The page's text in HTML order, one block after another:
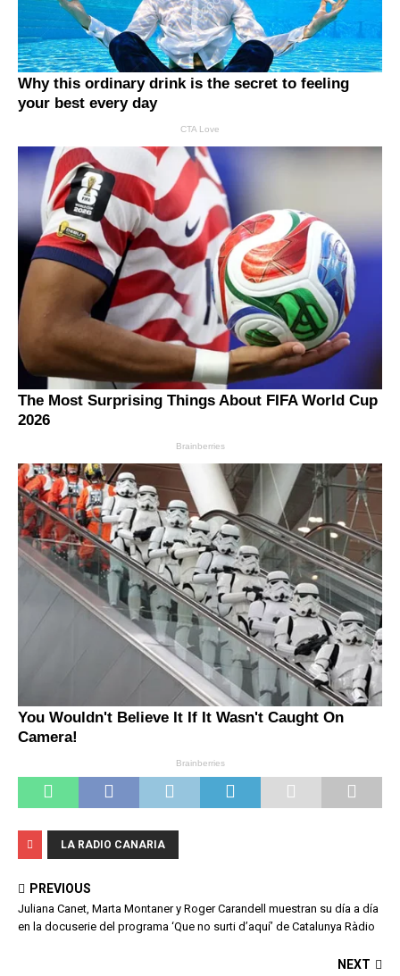
LA RADIO CANARIA
PREVIOUS
Juliana Canet, Marta Montaner y Roger Carandell muestran su día a día
en la docuserie del programa ‘Que no surti d’aquí’ de Catalunya Ràdio
NEXT